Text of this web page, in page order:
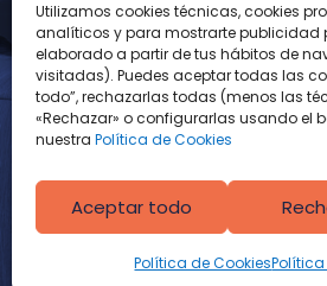
Utilizamos cookies técnicas, cookies
analíticos y para mostrarte publicidad
elaborado a partir de tus hábitos de
visitadas). Puedes aceptar todas las
todo”, rechazarlas todas (menos las
«Rechazar» o configurarlas usando el
nuestra Política de Cookies
Aceptar todo
Política de Cookies
Avenida